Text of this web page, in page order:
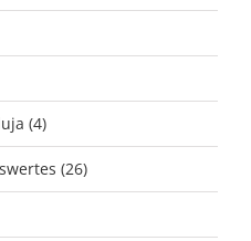
(4)
(26)